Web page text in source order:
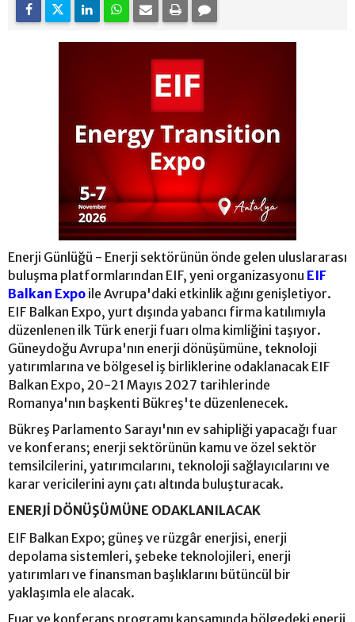
Enerji Günlüğü - Enerji sektörünün önde gelen uluslararası
buluşma platformlarından EIF, yeni organizasyonu EIF
Balkan Expo ile Avrupa'daki etkinlik ağını genişletiyor.
EIF Balkan Expo, yurt dışında yabancı firma katılımıyla
düzenlenen ilk Türk enerji fuarı olma kimliğini taşıyor.
Güneydoğu Avrupa'nın enerji dönüşümüne, teknoloji
yatırımlarına ve bölgesel iş birliklerine odaklanacak EIF
Balkan Expo, 20-21 Mayıs 2027 tarihlerinde
Romanya'nın başkenti Bükreş'te düzenlenecek.
Bükreş Parlamento Sarayı'nın ev sahipliği yapacağı fuar
ve konferans; enerji sektörünün kamu ve özel sektör
temsilcilerini, yatırımcılarını, teknoloji sağlayıcılarını ve
karar vericilerini aynı çatı altında buluşturacak.
ENERJİ DÖNÜŞÜMÜNE ODAKLANILACAK
EIF Balkan Expo; güneş ve rüzgâr enerjisi, enerji
depolama sistemleri, şebeke teknolojileri, enerji
yatırımları ve finansman başlıklarını bütüncül bir
yaklaşımla ele alacak.
Fuar ve konferans programı kapsamında bölgedeki enerji